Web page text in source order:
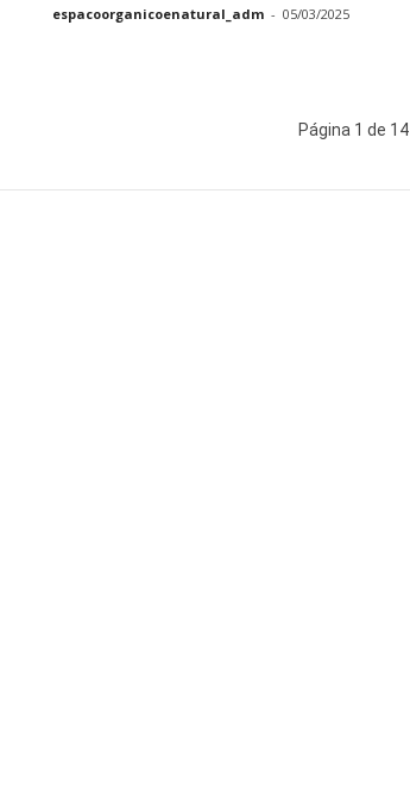
espacoorganicoenatural_adm - 05/03/2025
Página 1 de 14